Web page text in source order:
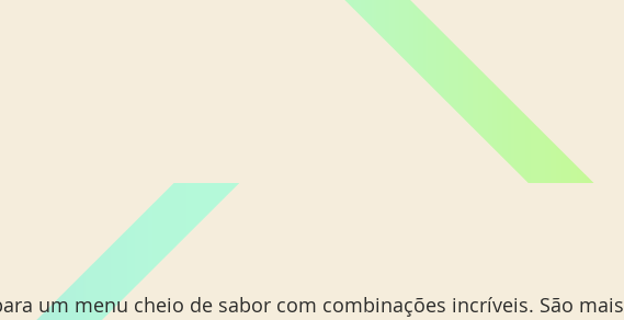
um menu cheio de sabor com combinações incríveis. São mais